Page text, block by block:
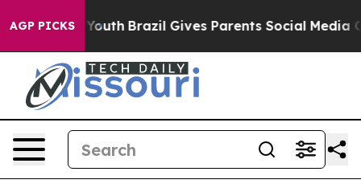
AGP PICKS
to Youth Brazil Gives Parents Social Media